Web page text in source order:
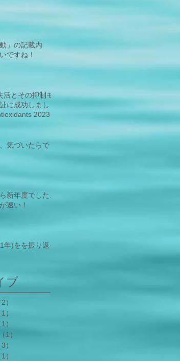
動」の記載内
すね！
活とその抑制モ
に成功しまし
2023,
- 2
気づいたらで
新年度でした、
速い！
年)をを振り返っ
ブ
2）
1）
1）
（1）
3）
1）